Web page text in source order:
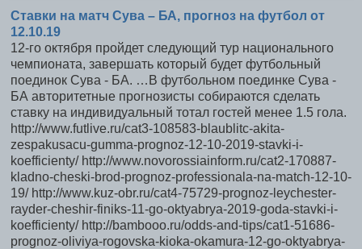
Ставки на матч Сува – БА, прогноз на футбол от
12.10.19
12-го октября пройдет следующий тур национального
чемпионата, завершать который будет футбольный
поединок Сува - БА. …В футбольном поединке Сува -
БА авторитетные прогнозисты собираются сделать
ставку на индивидуальный тотал гостей менее 1.5 гола.
http://www.futlive.ru/cat3-108583-blaublitc-akita-
zespakusacu-gumma-prognoz-12-10-2019-stavki-i-
koefficienty/ http://www.novorossiainform.ru/cat2-170887-
kladno-cheski-brod-prognoz-professionala-na-match-12-10-
19/ http://www.kuz-obr.ru/cat4-75729-prognoz-leychester-
rayder-cheshir-finiks-11-go-oktyabrya-2019-goda-stavki-i-
koefficienty/ http://bambooo.ru/odds-and-tips/cat1-51686-
prognoz-oliviya-rogovska-kioka-okamura-12-go-oktyabrya-